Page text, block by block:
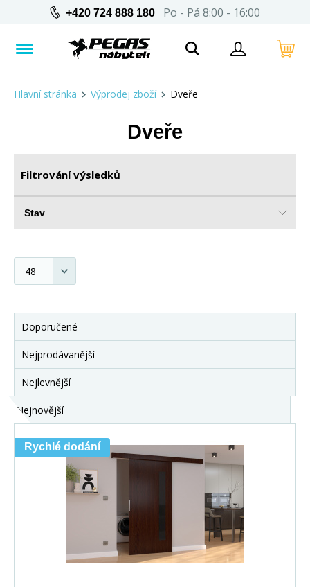
+420 724 888 180 Po - Pá 8:00 - 16:00
Hlavní stránka Výprodej zboží Dveře
Dveře
Filtrování výsledků
Stav
Doporučené
Nejprodávanější
Nejlevnější
Nejnovější
Rychlé dodání